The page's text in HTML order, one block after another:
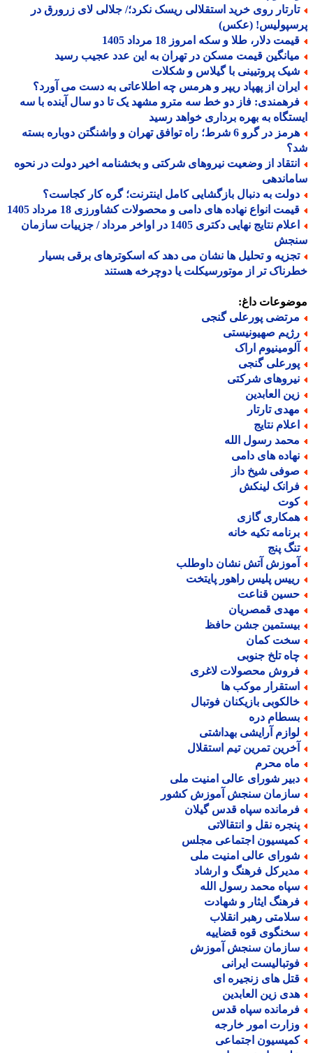
روی خرید استقلالی ریسک نکرد؛/ جلالی لای زرورق در
(عکس)
دلار، طلا و سکه امروز 18 مرداد 1405
قیمت مسکن در تهران به این عدد عجیب رسید
پروتیینی با گیلاس و شکلات
از پهپاد ریپر و هرمس چه اطلاعاتی به دست می آورد؟
فاز دو خط سه مترو مشهد یک تا دو سال آینده با سه
به بهره برداری خواهد رسید
هرمز در گرو 6 شرط؛ راه توافق تهران و واشنگتن دوباره بسته
از وضعیت نیروهای شرکتی و بخشنامه اخیر دولت در نحوه
به دنبال بازگشایی کامل اینترنت؛ گره کار کجاست؟
انواع نهاده های دامی و محصولات کشاورزی 18 مرداد 1405
اعلام نتایج نهایی دکتری 1405 در اواخر مرداد / جزییات سازمان
و تحلیل ها نشان می دهد که اسکوترهای برقی بسیار
تر از موتورسیکلت یا دوچرخه هستند
داغ:
پورعلی گنجی
صهیونیستی
اراک
گنجی
شرکتی
العابدین
تارتار
نتایج
رسول الله
های دامی
شیخ داز
لینکش
گازی
تکیه خانه
پنج
آتش نشان داوطلب
پلیس راهور پایتخت
قناعت
قمصریان
جشن حافظ
کمان
تلخ جنوبی
محصولات لاغری
موکب ها
بازیکنان فوتبال
دره
آرایشی بهداشتی
تمرین تیم استقلال
محرم
شورای عالی امنیت ملی
سنجش آموزش کشور
سپاه قدس گیلان
نقل و انتقالاتی
اجتماعی مجلس
عالی امنیت ملی
فرهنگ و ارشاد
محمد رسول الله
ایثار و شهادت
رهبر انقلاب
قوه قضاییه
سنجش آموزش
ایرانی
های زنجیره ای
زین العابدین
سپاه قدس
امور خارجه
اجتماعی